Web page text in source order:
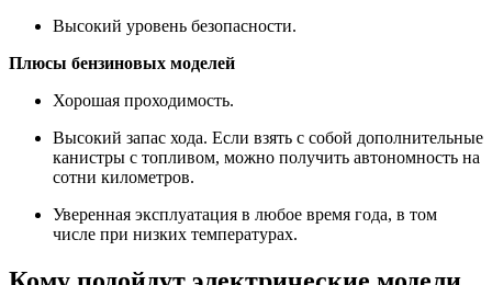
Высокий уровень безопасности.
Плюсы бензиновых моделей
Хорошая проходимость.
Высокий запас хода. Если взять с собой дополнительные
канистры с топливом, можно получить автономность на
сотни километров.
Уверенная эксплуатация в любое время года, в том
числе при низких температурах.